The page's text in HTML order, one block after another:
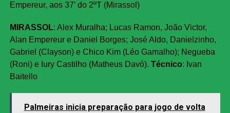
Empereur, aos 37′ do 2ºT (Mirassol)
MIRASSOL: Alex Muralha; Lucas Ramon, João Victor,
Alan Empereur e Daniel Borges; José Aldo, Danielzinho,
Gabriel (Clayson) e Chico Kim (Léo Gamalho); Negueba
(Roni) e Iury Castilho (Matheus Davó). Técnico: Ivan
Baitello
Palmeiras inicia preparação para jogo de volta